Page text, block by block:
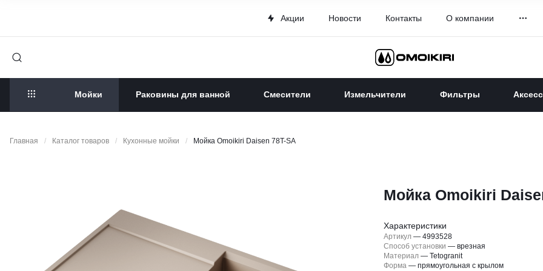
Акции Новости Контакты О компании
Мойки Раковины для ванной Смесители Измельчители Фильтры
Главная / Каталог товаров / Кухонные мойки / Мойка Omoikiri Daisen 78T-SA
Мойка Omoikiri
Характеристики
Артикул —4993528
Способ установки —врезная
Материал —Tetogranit
Форма —прямоугольная с крылом